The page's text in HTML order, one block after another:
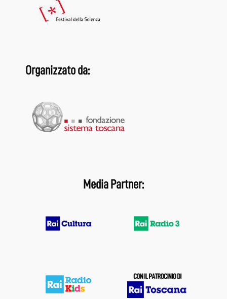
Organizzato da:
Media Partner: